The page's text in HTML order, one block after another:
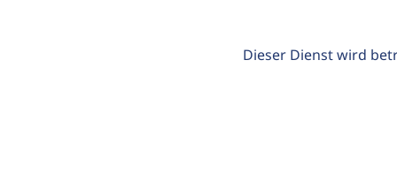
Dieser Dienst wird